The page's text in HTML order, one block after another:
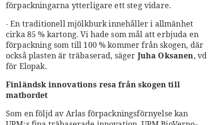
förpackningarna ytterligare ett steg vidare.
- En traditionell mjölkburk innehåller i allmänhet
cirka 85 % kartong. Vi hade som mål att erbjuda en
förpackning som till 100 % kommer från skogen, där
också plasten är träbaserad, säger Juha Oksanen, vd
för Elopak.
Finländsk innovations resa från skogen till
matbordet
Som en följd av Arlas förpackningsförnyelse kan